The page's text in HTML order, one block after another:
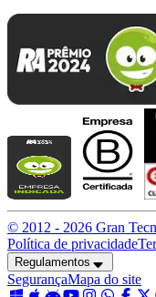
© 2012 - 2026 Gran
Política de privacidade
Regulamentos
SegurançaMapa do site